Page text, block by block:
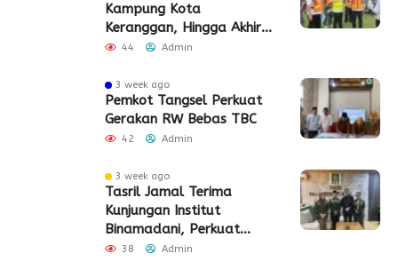
Kampung Kota
Keranggan, Hingga Akhir
2026
44 Admin
3 week ago
Pemkot Tangsel Perkuat
Gerakan RW Bebas TBC
42 Admin
3 week ago
Tasril Jamal Terima
Kunjungan Institut
Binamadani, Perkuat
Sinergi Bangun SDM Kota
38 Admin